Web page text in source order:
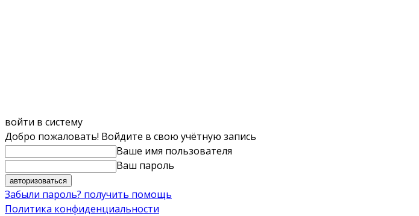
войти в систему
Добро пожаловать! Войдите в свою учётную запись
Ваше имя пользователя
Ваш пароль
Забыли пароль? получить помощь
Политика конфиденциальности